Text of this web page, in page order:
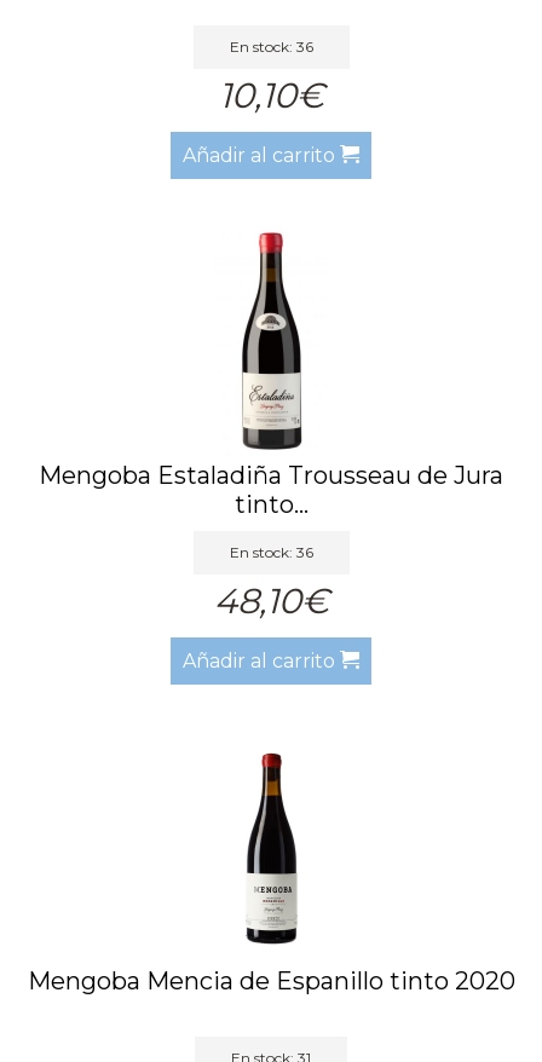
En stock: 36
10,10€
Añadir al carrito
Mengoba Estaladiña Trousseau de Jura
tinto...
En stock: 36
48,10€
Añadir al carrito
Mengoba Mencia de Espanillo tinto 2020
En stock: 31